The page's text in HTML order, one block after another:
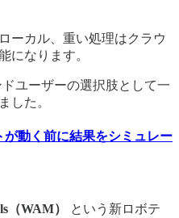
ーカル、重い処理はクラウ
になります。
ユーザーの選択肢として一
した。
動く前に結果をシミュレー
（WAM）
という新ロボテ